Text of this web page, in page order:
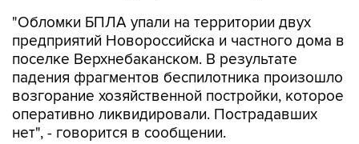
"Обломки БПЛА упали на территории двух
предприятий Новороссийска и частного дома в
поселке Верхнебаканском. В результате
падения фрагментов беспилотника произошло
возгорание хозяйственной постройки, которое
оперативно ликвидировали. Пострадавших
нет", - говорится в сообщении.